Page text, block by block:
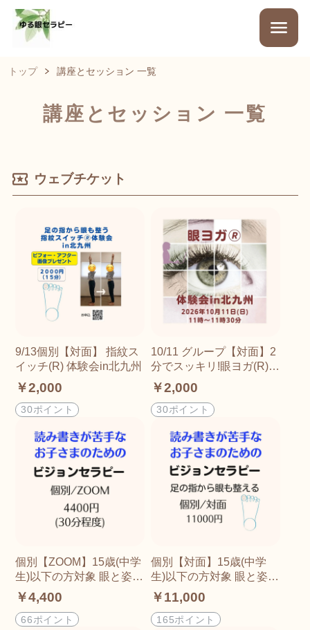
トップ 講座とセッション 一覧
講座とセッション 一覧
ウェブチケット
9/13個別【対面】 指紋ス
イッチ(R) 体験会in北九州
￥2,000
30ポイント
10/11 グループ【対面】2
分でスッキリ!眼ヨガ(R)セ
ルフケア講座体験会 1日5
時間以上スマホ・パソコ
ンを使用している方対象
￥2,000
30ポイント
個別【ZOOM】15歳(中学
生)以下の方対象 眼と姿勢
とココロが整う読み書き
が苦手なお子さんのため
のビジョンセラピー 北九
￥4,400
66ポイント
個別【対面】15歳(中学
生)以下の方対象 眼と姿勢
とココロが整う読み書き
が苦手なお子さんのため
のビジョンセラピー 北九
￥11,000
165ポイント